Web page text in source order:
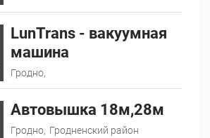
LunTrans - вакуумная
машина
Гродно,
Автовышка 18м,28м
Гродно, Гродненский район